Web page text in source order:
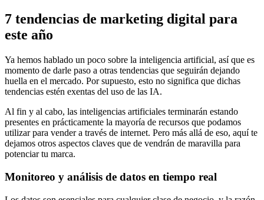
7 tendencias de marketing digital para
este año
Ya hemos hablado un poco sobre la inteligencia artificial, así que es
momento de darle paso a otras tendencias que seguirán dejando
huella en el mercado. Por supuesto, esto no significa que dichas
tendencias estén exentas del uso de las IA.
Al fin y al cabo, las inteligencias artificiales terminarán estando
presentes en prácticamente la mayoría de recursos que podamos
utilizar para vender a través de internet. Pero más allá de eso, aquí te
dejamos otros aspectos claves que de vendrán de maravilla para
potenciar tu marca.
Monitoreo y análisis de datos en tiempo real